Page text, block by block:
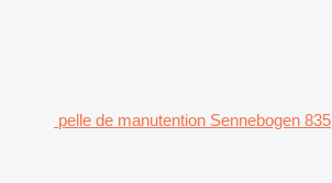
pelle de manutention Sennebogen 835